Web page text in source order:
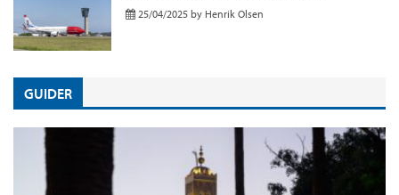
25/04/2025 by Henrik Olsen
GUIDER